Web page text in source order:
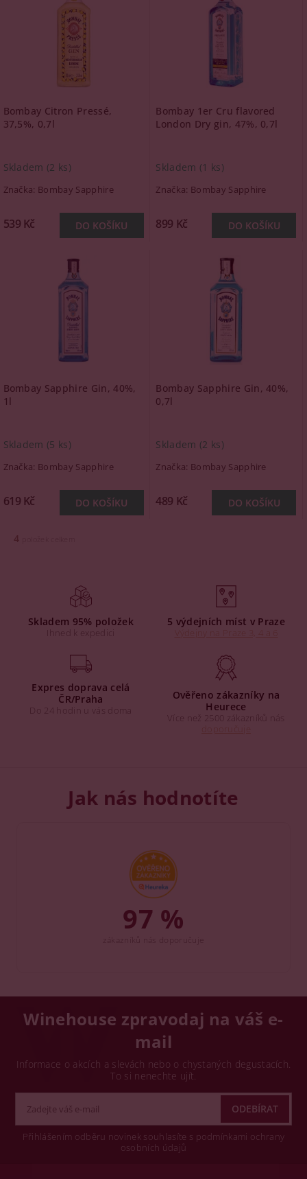
Bombay Citron Pressé,
37,5%, 0,7l
Skladem (2 ks)
Značka: Bombay Sapphire
539 Kč
Bombay 1er Cru flavored
London Dry gin, 47%, 0,7l
Skladem (1 ks)
Značka: Bombay Sapphire
899 Kč
Bombay Sapphire Gin, 40%,
1l
Skladem (5 ks)
Značka: Bombay Sapphire
619 Kč
Bombay Sapphire Gin, 40%,
0,7l
Skladem (2 ks)
Značka: Bombay Sapphire
489 Kč
4
Skladem 95% položek
Ihned k expedici
5 výdejních míst v Praze
Expres doprava celá
ČR/Praha
Do 24 hodin u vás doma
Ověřeno zákazníky na
Heurece
Více než 2500 zákazníků nás
Jak nás hodnotíte
97 %
Winehouse zpravodaj na váš e-
mail
Informace o akcích a slevách nebo o chystaných degustacích.
To si nenechte ujít.
Přihlášením odběru novinek souhlasíte s podmínkami ochrany
osobních údajů